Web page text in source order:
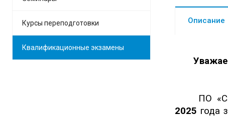
Описание
ПО
2025 года
Курсы переподготовки
Квалификационные экзамены